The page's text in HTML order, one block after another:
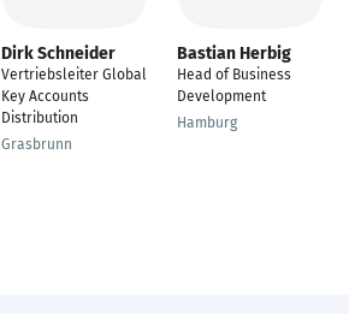
Dirk Schneider
Vertriebsleiter Global
Key Accounts
Distribution
Grasbrunn
Bastian Herbig
Head of Business
Development
Hamburg